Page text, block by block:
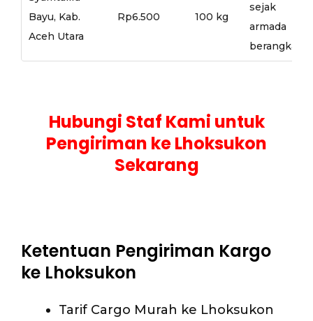
Bayu, Kab.
Aceh Utara
Rp6.500 100 kg
sejak
armada
berangkat
Hubungi Staf Kami untuk
Pengiriman ke Lhoksukon
Sekarang
Ketentuan Pengiriman Kargo
ke Lhoksukon
Tarif Cargo Murah ke Lhoksukon